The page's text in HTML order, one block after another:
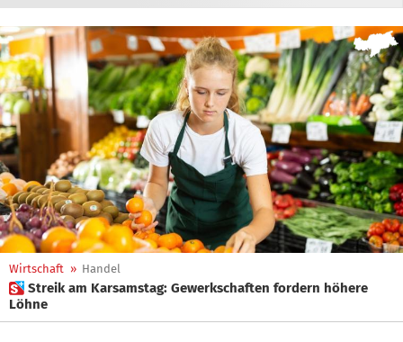
Wirtschaft » Handel
 Streik am Karsamstag: Gewerkschaften fordern höhere
Löhne